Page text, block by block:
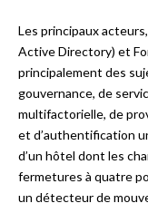
Les principaux
Active Directory) et
principalement des
gouvernance, de
multifactorielle, de
et d’authentification
d’un hôtel dont les
fermetures à quatre
un détecteur de